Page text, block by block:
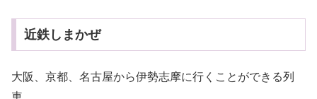
近鉄しまかぜ
大阪、京都、名古屋から伊勢志摩に行くことができる列
車。